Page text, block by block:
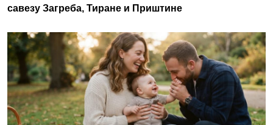
савезу Загреба, Тиране и Приштине